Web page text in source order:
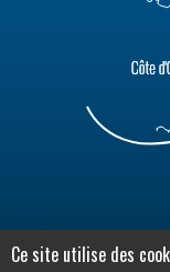
Ce site utilise des